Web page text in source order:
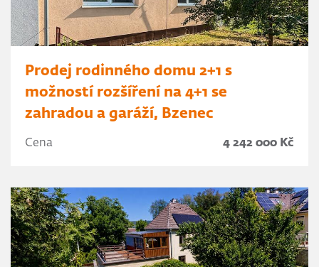
Prodej rodinného domu 2+1 s
možností rozšíření na 4+1 se
zahradou a garáží, Bzenec
Cena 4 242 000 Kč